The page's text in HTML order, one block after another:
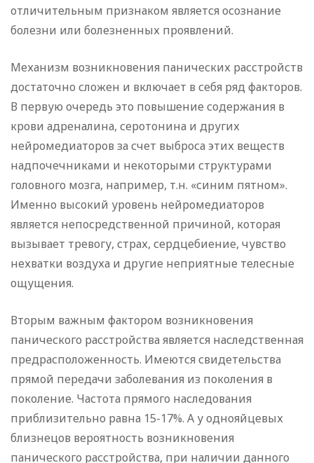
отличительным признаком является осознание
болезни или болезненных проявлений.
Механизм возникновения панических расстройств
достаточно сложен и включает в себя ряд факторов.
В первую очередь это повышение содержания в
крови адреналина, серотонина и других
нейромедиаторов за счет выброса этих веществ
надпочечниками и некоторыми структурами
головного мозга, например, т.н. «синим пятном».
Именно высокий уровень нейромедиаторов
является непосредственной причиной, которая
вызывает тревогу, страх, сердцебиение, чувство
нехватки воздуха и другие неприятные телесные
ощущения.
Вторым важным фактором возникновения
панического расстройства является наследственная
предрасположенность. Имеются свидетельства
прямой передачи заболевания из поколения в
поколение. Частота прямого наследования
приблизительно равна 15-17%. А у однояйцевых
близнецов вероятность возникновения
панического расстройства, при наличии данного